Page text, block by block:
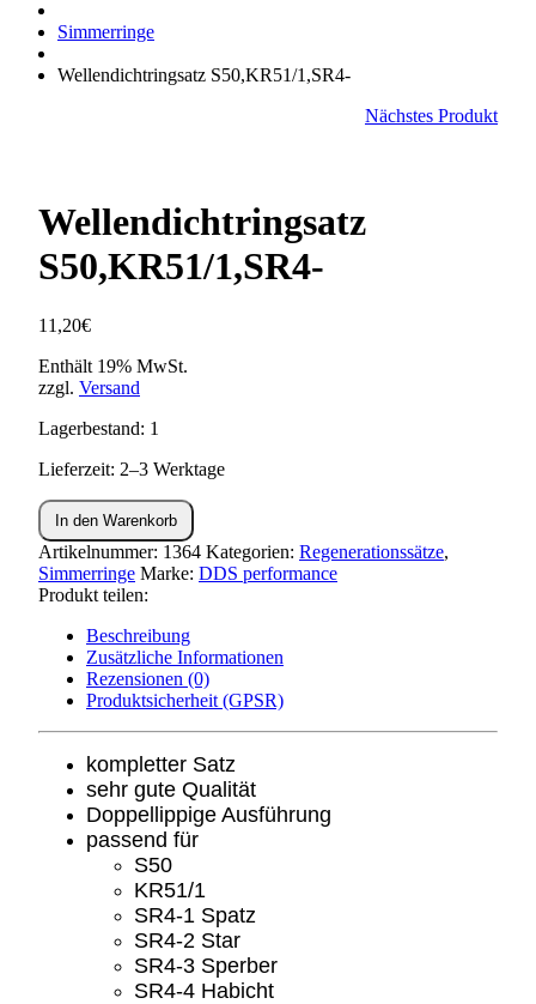
Simmerringe
Wellendichtringsatz S50,KR51/1,SR4-
Nächstes Produkt
Wellendichtringsatz
S50,KR51/1,SR4-
11,20€
Enthält 19% MwSt.
zzgl. Versand
Lagerbestand: 1
Lieferzeit: 2–3 Werktage
Wellendichtringsatz
S50,KR51/1,SR4-
Menge
In den Warenkorb
Artikelnummer: 1364 Kategorien: Regenerationssätze,
Simmerringe Marke: DDS performance
Produkt teilen:
Beschreibung
Zusätzliche Informationen
Rezensionen (0)
Produktsicherheit (GPSR)
kompletter Satz
sehr gute Qualität
Doppellippige Ausführung
passend für
S50
KR51/1
SR4-1 Spatz
SR4-2 Star
SR4-3 Sperber
SR4-4 Habicht